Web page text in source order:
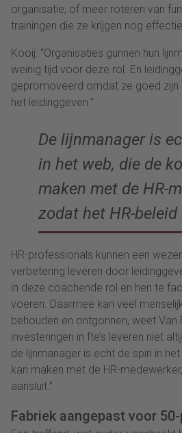
organisatie, of meer roteren van
trainingen die ze krijgen nog
Kooij: “Organisaties gunnen hun
weinig tijd voor deze rol. En
gepromoveerd omdat ze goed zijn
het leidinggeven.”
De lijnmanager is
in het web, die de
maken met de HR-
zodat het HR-
HR-professionals kunnen een
verbetering leveren door
in deze coachende rol en hen te
voeren. Daarmee kan veel
behouden en ontgonnen, weet Van
investeringen in fte’s leveren niet
de lijnmanager is echt de spin in
kan maken met de HR-
aansluit.”
Fabriek aangepast voor